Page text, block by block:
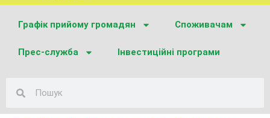
Графік прийому громадян Споживачам
Прес-служба Інвестиційні програми